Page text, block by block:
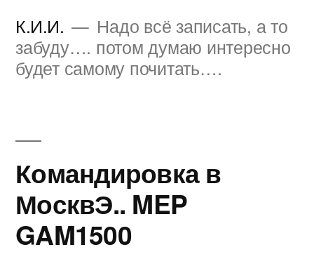
содержимому
К.И.И.
Надо всё записать, а то
забуду…. потом думаю интересно
будет самому почитать….
Командировка в
МосквЭ.. MEP
GAM1500